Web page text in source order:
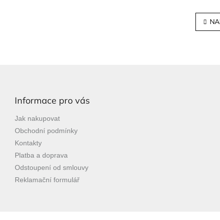
Informace pro vás
Jak nakupovat
Obchodní podmínky
Kontakty
Platba a doprava
Odstoupení od smlouvy
Reklamační formulář